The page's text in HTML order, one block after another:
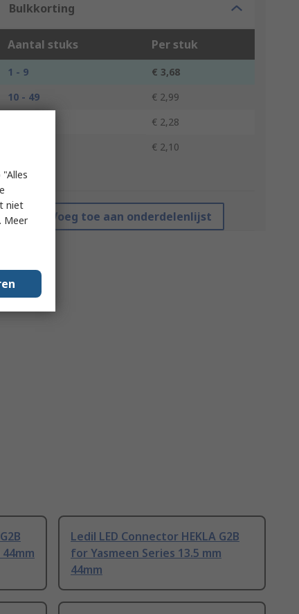
Bulkkorting
Aantal stuks Per stuk
1 - 9
€ 3,68
10 - 49
€ 2,99
€ 2,28
€ 2,10
Voeg toe aan onderdelenlijst
Ledil LED Connector HEKLA G2B
for Yasmeen Series 13.5 mm
44mm
niet
Meer